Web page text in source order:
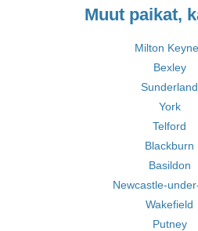
Muut paikat,
Milton
Bexley
Sunderland
York
Telford
Blackburn
Basildon
Newcastle-
Wakefield
Putney